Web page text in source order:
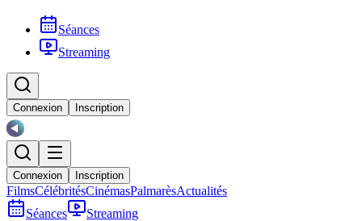
Séances
Streaming
Connexion Inscription
Connexion Inscription
FilmsCélébritésCinémasPalmarèsActualités
Séances
Streaming